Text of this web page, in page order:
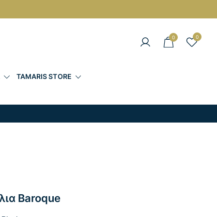
0 0
TAMARIS STORE
Baroque